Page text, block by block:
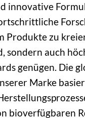
innovative
Produkte zu
sondern auch
genügen. Die
Marke
bioverfügbaren